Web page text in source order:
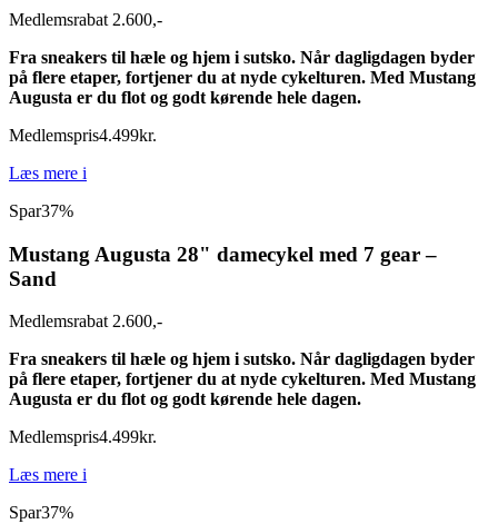
Medlemsrabat 2.600,-
Fra sneakers til hæle og hjem i sutsko. Når dagligdagen byder
på flere etaper, fortjener du at nyde cykelturen. Med Mustang
Augusta er du flot og godt kørende hele dagen.
Medlemspris4.499kr.
Læs mere i
Spar37%
Mustang Augusta 28" damecykel med 7 gear –
Sand
Medlemsrabat 2.600,-
Fra sneakers til hæle og hjem i sutsko. Når dagligdagen byder
på flere etaper, fortjener du at nyde cykelturen. Med Mustang
Augusta er du flot og godt kørende hele dagen.
Medlemspris4.499kr.
Læs mere i
Spar37%